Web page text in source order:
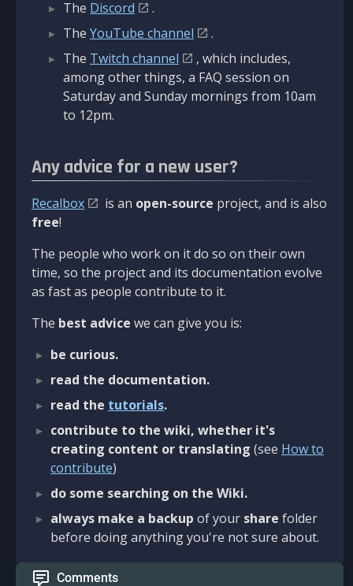
The Discord
.
The YouTube channel
.
The Twitch channel
, which includes,
among other things, a FAQ session on
Saturday and Sunday mornings from 10am
to 12pm.
Any advice for a new user?
Recalbox is an open-source project, and is also
free!
The people who work on it do so on their own
time, so the project and its documentation evolve
as fast as people contribute to it.
The best advice we can give you is:
be curious.
read the documentation.
read the tutorials.
contribute to the wiki, whether it's
creating content or translating (see How to
contribute)
do some searching on the Wiki.
always make a backup of your share folder
before doing anything you're not sure about.
Comments